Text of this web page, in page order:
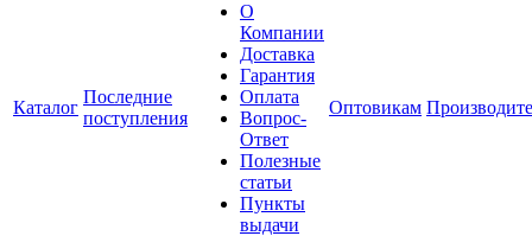
Каталог
Последние
поступления
О
Компании
Доставка
Гарантия
Оплата
Вопрос-
Ответ
Полезные
статьи
Пункты
выдачи
Оптовикам